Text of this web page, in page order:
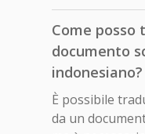
Come posso
documento
indonesiano?
È possibile
da un